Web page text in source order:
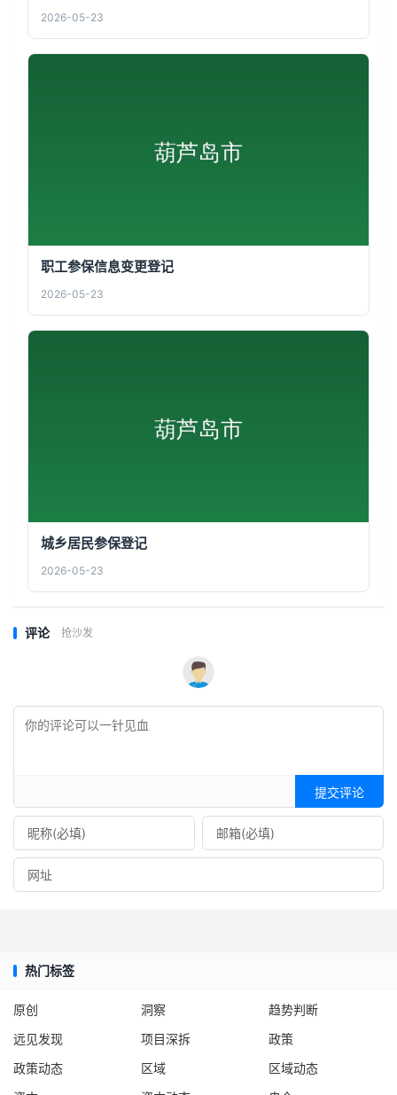
2026-05-23
职工参保信息变更登记
2026-05-23
城乡居民参保登记
2026-05-23
评论 抢沙发
提交评论
热门标签
原创 洞察
趋势判断
远见发现
项目深拆
政策
政策动态
区域
区域动态